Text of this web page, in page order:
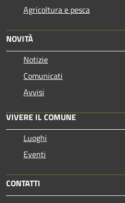
Agricoltura e pesca
NOVITÀ
Notizie
Comunicati
Avvisi
VIVERE IL COMUNE
Luoghi
Eventi
CONTATTI